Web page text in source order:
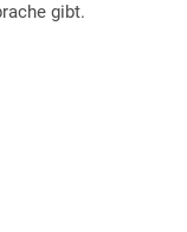
gibt.